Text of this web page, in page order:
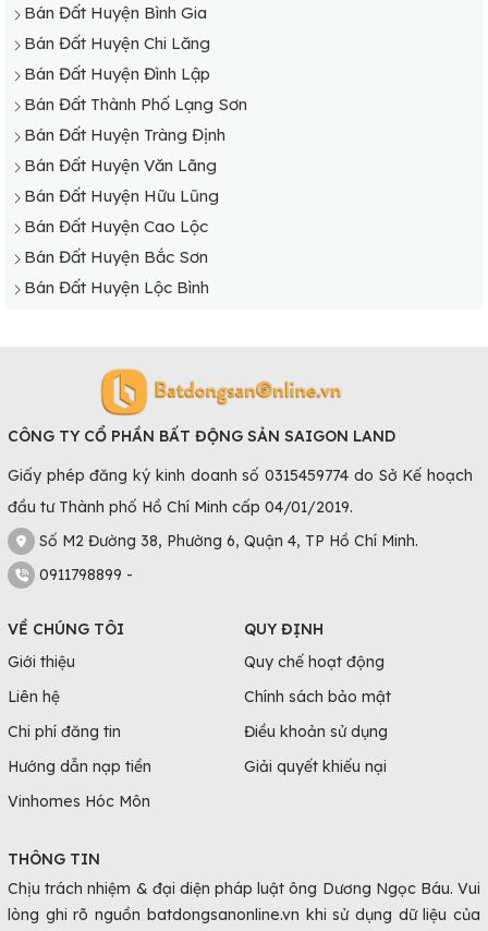
Bán Đất Huyện Bình Gia
Bán Đất Huyện Chi Lăng
Bán Đất Huyện Đình Lập
Bán Đất Thành Phố Lạng Sơn
Bán Đất Huyện Tràng Định
Bán Đất Huyện Văn Lãng
Bán Đất Huyện Hữu Lũng
Bán Đất Huyện Cao Lộc
Bán Đất Huyện Bắc Sơn
Bán Đất Huyện Lộc Bình
CÔNG TY CỔ PHẦN BẤT ĐỘNG SẢN SAIGON LAND
Giấy phép đăng ký kinh doanh số 0315459774 do Sở Kế hoạch
đầu tư Thành phố Hồ Chí Minh cấp 04/01/2019.
Số M2 Đường 38, Phường 6, Quận 4, TP Hồ Chí Minh.
0911798899 -
VỀ CHÚNG TÔI
Giới thiệu
Liên hệ
Chi phí đăng tin
Hướng dẫn nạp tiền
Vinhomes Hóc Môn
QUY ĐỊNH
Quy chế hoạt động
Chính sách bảo mật
Điều khoản sử dụng
Giải quyết khiếu nại
THÔNG TIN
Chịu trách nhiệm & đại diện pháp luật ông Dương Ngọc Báu. Vui
lòng ghi rõ nguồn batdongsanonline.vn khi sử dụng dữ liệu của